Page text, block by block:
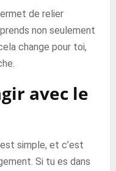
de relier
non seulement
change pour toi,
avec le
simple, et c’est
Si tu es dans